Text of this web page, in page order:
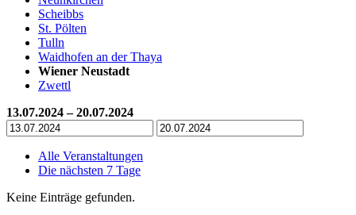
Scheibbs
St. Pölten
Tulln
Waidhofen an der Thaya
Wiener Neustadt
Zwettl
13.07.2024 – 20.07.2024
Alle Veranstaltungen
Die nächsten 7 Tage
Keine Einträge gefunden.